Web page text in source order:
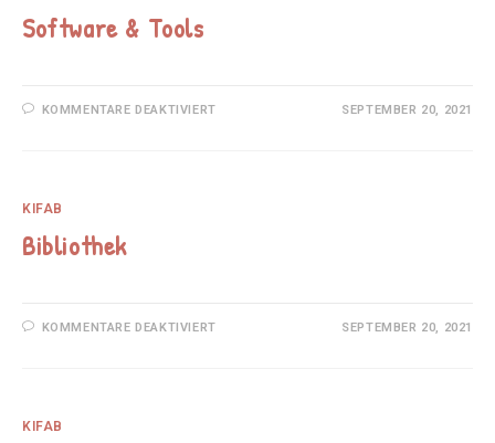
Software & Tools
KOMMENTARE DEAKTIVIERTFÜR
SEPTEMBER 20, 2021
KIFAB
Bibliothek
KOMMENTARE DEAKTIVIERTFÜR
SEPTEMBER 20, 2021
KIFAB